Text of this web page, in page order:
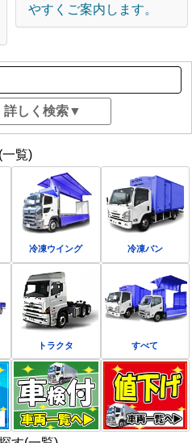
やすくご案内します。
覧)
冷凍ウイング 冷凍バン
トラクタ すべて